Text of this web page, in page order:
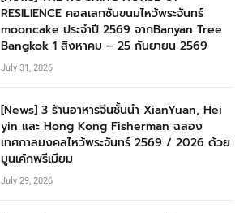
RESILIENCE คอลเลกชันขนมไหว้พระจันทร์
mooncake ประจำปี 2569 จากBanyan Tree
Bangkok 1 สิงหาคม – 25 กันยายน 2569
July 31, 2026
[News] 3 ร้านอาหารจีนชั้นนำ XianYuan, Hei
yin และ Hong Kong Fisherman ฉลอง
เทศกาลมงคลไหว้พระจันทร์ 2569 / 2026 ด้วย
มูนเค้กพรีเมียม
July 29, 2026